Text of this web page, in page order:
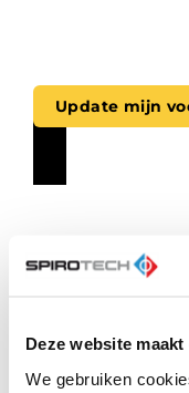
Deze website
We gebruiken
Update mijn
Juist die
behoud van de
aanzienlijk
aan een betere